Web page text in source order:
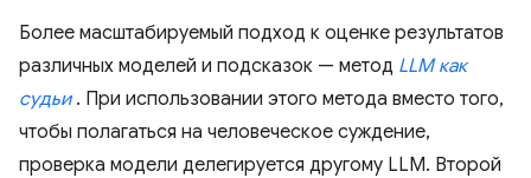
Более масштабируемый подход к оценке результатов
различных моделей и подсказок — метод LLM как
судьи. При использовании этого метода вместо того,
чтобы полагаться на человеческое суждение,
проверка модели делегируется другому LLM. Второй